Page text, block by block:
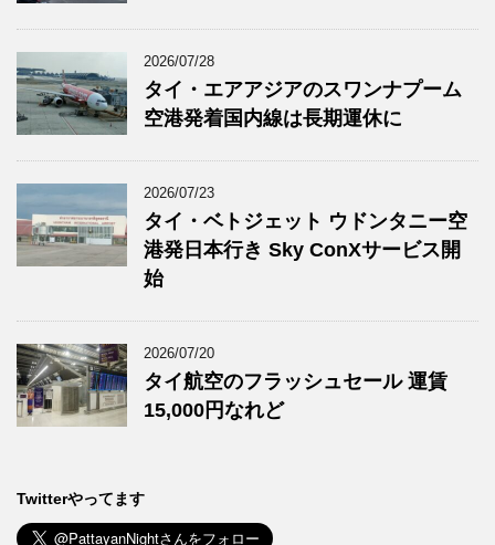
2026/07/28
タイ・エアアジアのスワンナプーム
空港発着国内線は長期運休に
2026/07/23
タイ・ベトジェット ウドンタニー空
港発日本行き Sky ConXサービス開
始
2026/07/20
タイ航空のフラッシュセール 運賃
15,000円なれど
Twitterやってます